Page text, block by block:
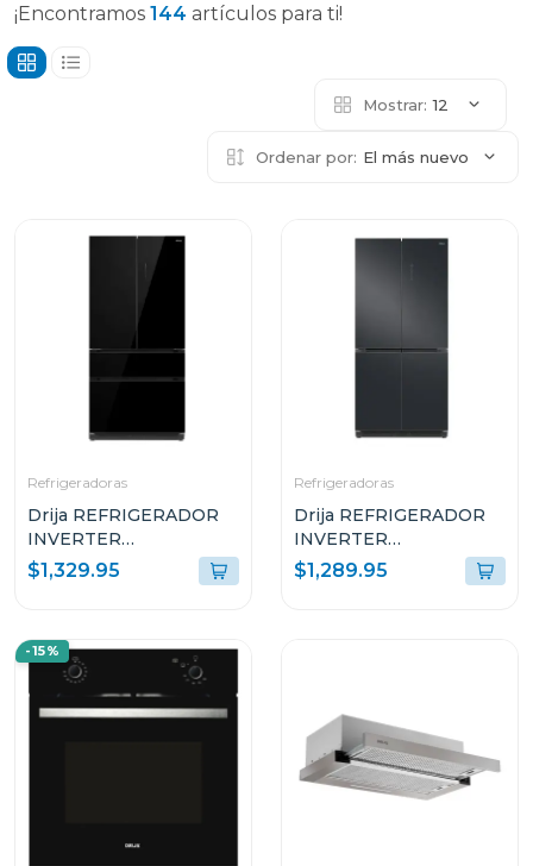
¡Encontramos 144 artículos para ti!
Mostrar: 12
Ordenar por: El más nuevo
Refrigeradoras
Drija REFRIGERADOR
INVERTER
EMPOTRABLE DE
18.1P³ ULTRA FAST
$1,329.95
Refrigeradoras
Drija REFRIGERADOR
INVERTER
EMPOTRABLE DE
18.4P³ ULTRA FAST
$1,289.95
-15%